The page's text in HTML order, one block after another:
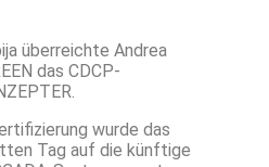
überreichte Andrea
das CDCP-
wurde das
Tag auf die künftige